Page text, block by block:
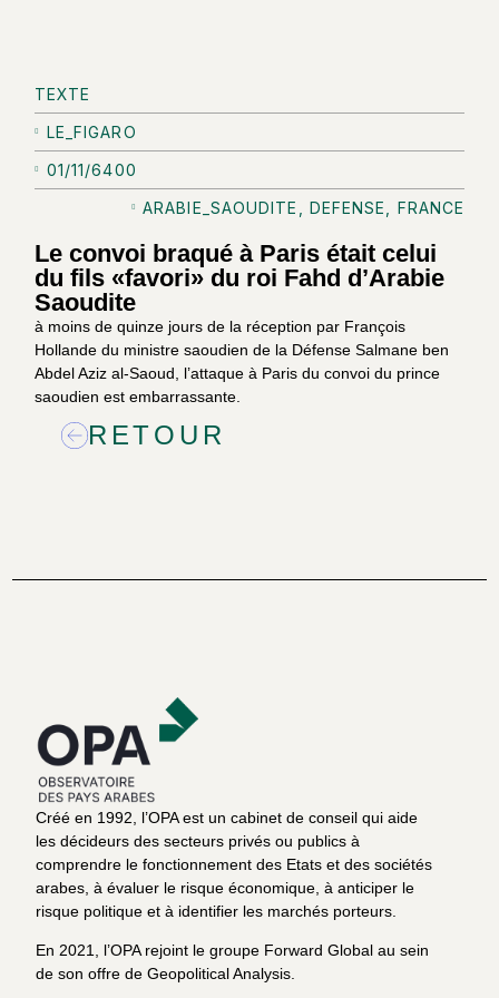
TEXTE
LE_FIGARO
01/11/6400
ARABIE_SAOUDITE
DEFENSE FRANCE
Le convoi braqué à Paris était celui
du fils «favori» du roi Fahd d’Arabie
Saoudite
à moins de quinze jours de la réception par François
Hollande du ministre saoudien de la Défense Salmane ben
Abdel Aziz al-Saoud, l’attaque à Paris du convoi du prince
saoudien est embarrassante.
RETOUR
Créé en 1992, l’OPA est un cabinet de conseil qui aide
les décideurs des secteurs privés ou publics à
comprendre le fonctionnement des Etats et des sociétés
arabes, à évaluer le risque économique, à anticiper le
risque politique et à identifier les marchés porteurs.
En 2021, l’OPA rejoint le groupe Forward Global au sein
de son offre de Geopolitical Analysis.